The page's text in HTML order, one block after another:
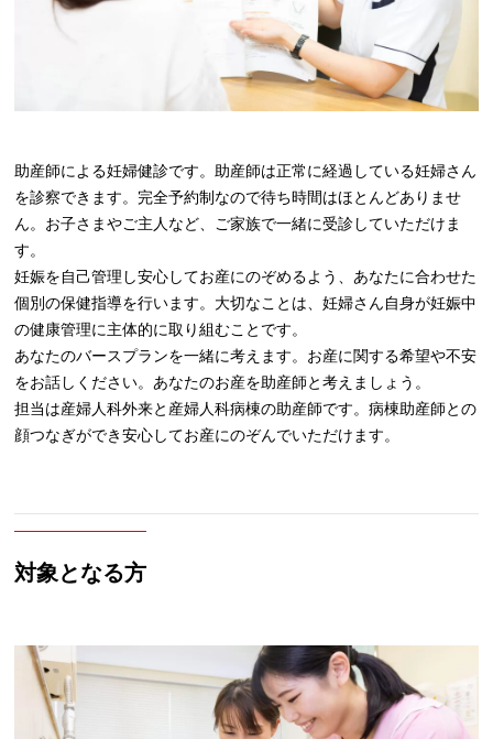
助産師による妊婦健診です。助産師は正常に経過している妊婦さん
を診察できます。完全予約制なので待ち時間はほとんどありませ
ん。お子さまやご主人など、ご家族で一緒に受診していただけま
す。
妊娠を自己管理し安心してお産にのぞめるよう、あなたに合わせた
個別の保健指導を行います。大切なことは、妊婦さん自身が妊娠中
の健康管理に主体的に取り組むことです。
あなたのバースプランを一緒に考えます。お産に関する希望や不安
をお話しください。あなたのお産を助産師と考えましょう。
担当は産婦人科外来と産婦人科病棟の助産師です。病棟助産師との
顔つなぎができ安心してお産にのぞんでいただけます。
対象となる方